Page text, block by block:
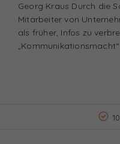
Georg Kraus Durch die
Mitarbeiter von
als früher, Infos zu